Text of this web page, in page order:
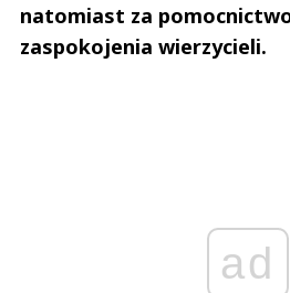
natomiast za
zaspokojenia wierzycieli.
ad